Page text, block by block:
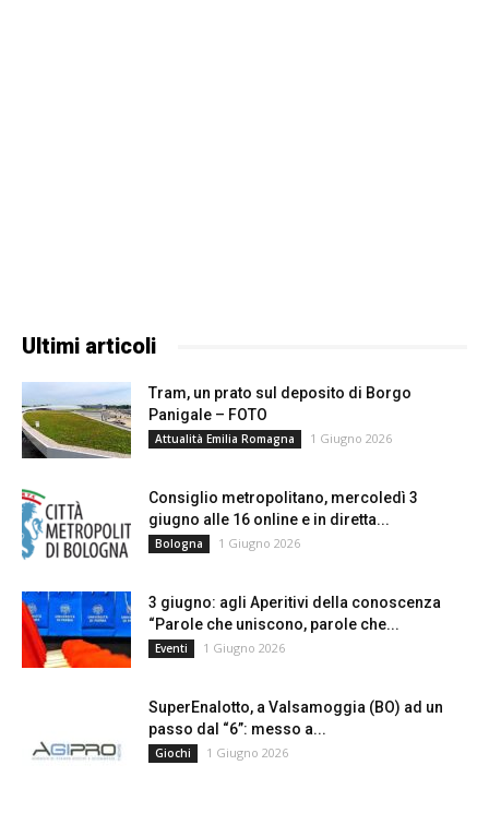
Ultimi articoli
Tram, un prato sul deposito di Borgo
Panigale – FOTO
Attualità Emilia Romagna 1 Giugno 2026
Consiglio metropolitano, mercoledì 3
giugno alle 16 online e in diretta...
Bologna 1 Giugno 2026
3 giugno: agli Aperitivi della conoscenza
“Parole che uniscono, parole che...
Eventi 1 Giugno 2026
SuperEnalotto, a Valsamoggia (BO) ad un
passo dal “6”: messo a...
Giochi 1 Giugno 2026